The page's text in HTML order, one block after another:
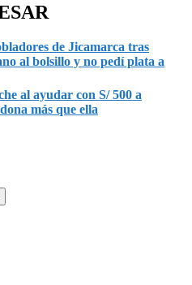
de Jicamarca tras
al bolsillo y no pedí plata a
al ayudar con S/ 500 a
más que ella